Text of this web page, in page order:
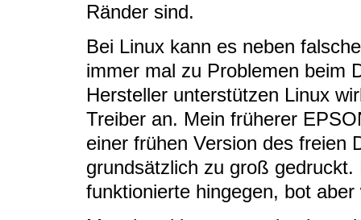
Ränder sind.
Bei Linux kann es neben
immer mal zu Problemen beim
Hersteller unterstützen Linux
Treiber an. Mein früherer
einer frühen Version des freien
grundsätzlich zu groß
funktionierte hingegen, bot